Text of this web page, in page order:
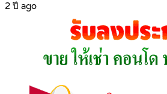
2 ปี ago